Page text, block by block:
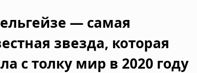
— самая
звезда, которая
с толку мир в 2020 году